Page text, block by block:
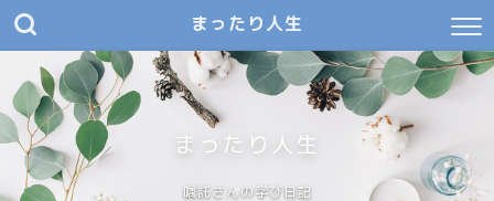
まったり人生
まったり人生
嘱託さんの学び日記